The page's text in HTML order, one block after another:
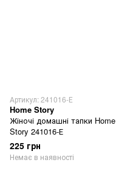
Артикул: 241016-Е
Home Story
Жіночі домашні тапки Home
Story 241016-Е
225 грн
Немає в наявності